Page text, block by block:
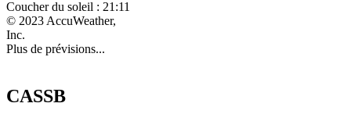
Coucher du soleil : 21:11
© 2023 AccuWeather,
Inc.
Plus de prévisions...
CASSB